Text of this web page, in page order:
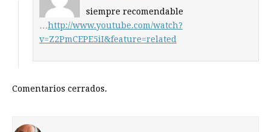
siempre recomendable
http://www.youtube.com/watch?
v=Z2PmCEPE5iI&feature=related
Comentarios cerrados.